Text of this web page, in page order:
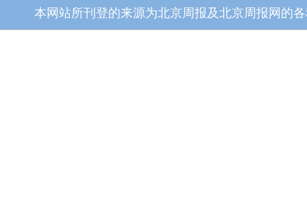
本网站所刊登的来源为北京周报及北京周报网的